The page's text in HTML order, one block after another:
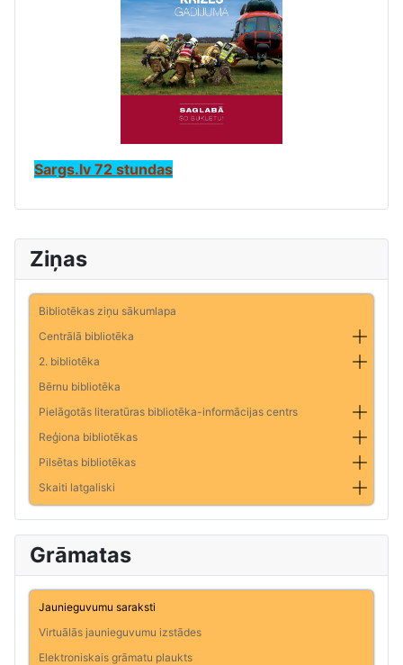
Ziņas
Bibliotēkas ziņu sākumlapa
Centrālā bibliotēka
2. bibliotēka
Bērnu bibliotēka
Pielāgotās literatūras bibliotēka-informācijas centrs
Reģiona bibliotēkas
Pilsētas bibliotēkas
Skaiti latgaliski
Grāmatas
Jaunieguvumu saraksti
Virtuālās jaunieguvumu izstādes
Elektroniskais grāmatu plaukts
Sargs.lv 72 stundas